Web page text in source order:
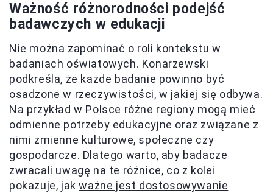
Ważność różnorodności podejść
badawczych w edukacji
Nie można zapominać o roli kontekstu w
badaniach oświatowych. Konarzewski
podkreśla, że każde badanie powinno być
osadzone w rzeczywistości, w jakiej się odbywa.
Na przykład w Polsce różne regiony mogą mieć
odmienne potrzeby edukacyjne oraz związane z
nimi zmienne kulturowe, społeczne czy
gospodarcze. Dlatego warto, aby badacze
zwracali uwagę na te różnice, co z kolei
pokazuje, jakważne jest dostosowywanie